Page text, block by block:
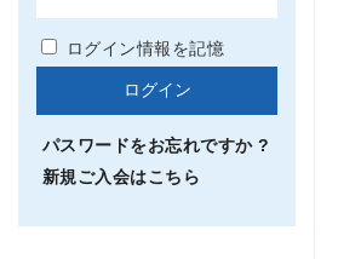
ログイン情報を記憶
パスワードをお忘れですか ?
新規ご入会はこちら